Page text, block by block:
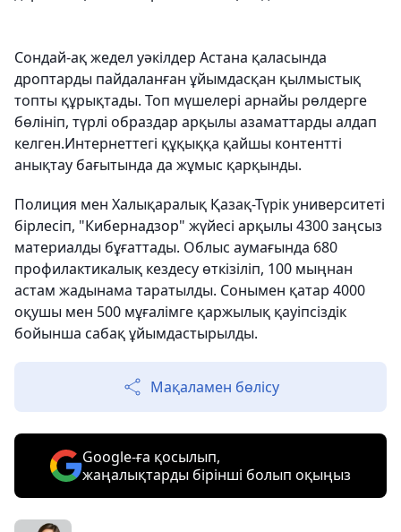
Сондай-ақ жедел уәкілдер Астана қаласында
дроптарды пайдаланған ұйымдасқан қылмыстық
топты құрықтады. Топ мүшелері арнайы рөлдерге
бөлініп, түрлі образдар арқылы азаматтарды алдап
келген.Интернеттегі құқыққа қайшы контентті
анықтау бағытында да жұмыс қарқынды.
Полиция мен Халықаралық Қазақ-Түрік университеті
бірлесіп, "Кибернадзор" жүйесі арқылы 4300 заңсыз
материалды бұғаттады. Облыс аумағында 680
профилактикалық кездесу өткізіліп, 100 мыңнан
астам жадынама таратылды. Сонымен қатар 4000
оқушы мен 500 мұғалімге қаржылық қауіпсіздік
бойынша сабақ ұйымдастырылды.
Мақаламен бөлісу
Google-ға қосылып,
жаңалықтарды бірінші болып оқыңыз